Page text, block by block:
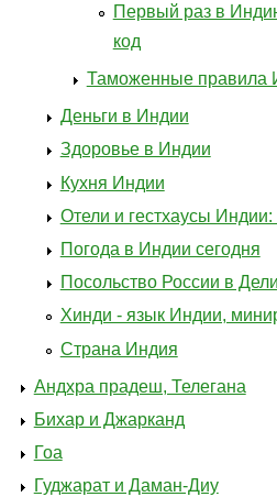
Первый раз в
код
Таможенные правила
Деньги в Индии
Здоровье в Индии
Кухня Индии
Отели и гестхаусы
Погода в Индии сегодня
Посольство России в
Хинди - язык Индии,
Страна Индия
Андхра прадеш, Телегана
Бихар и Джарканд
Гоа
Гуджарат и Даман-Диу